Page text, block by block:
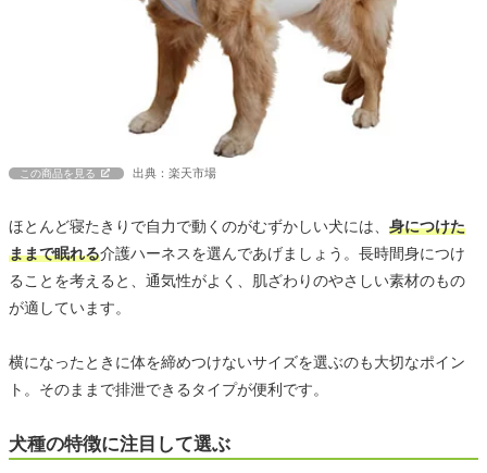
この商品を見る 出典：楽天市場
ほとんど寝たきりで自力で動くのがむずかしい犬には、 身につけた
ままで眠れる介護ハーネスを選んであげましょう。長時間身につけ
ることを考えると、通気性がよく、肌ざわりのやさしい素材のもの
が適しています。
横になったときに体を締めつけないサイズを選ぶのも大切なポイン
ト。そのままで排泄できるタイプが便利です。
犬種の特徴に注目して選ぶ